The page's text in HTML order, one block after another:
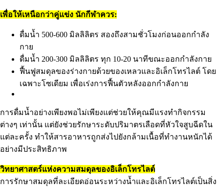
เพื่อให้เหนือกว่าคู่แข่ง นักกีฬาควร:
ดื่มน้ำ 500-600 มิลลิลิตร สองถึงสามชั่วโมงก่อนออกกำลัง
กาย
ดื่มน้ำ 200-300 มิลลิลิตร ทุก 10-20 นาทีขณะออกกำลังกาย
ฟื้นฟูสมดุลของร่างกายด้วยของเหลวและอิเล็กโทรไลต์ โดย
เฉพาะโซเดียม เพื่อเร่งการฟื้นตัวหลังออกกำลังกาย
การดื่มน้ำอย่างเพียงพอไม่เพียงแต่ช่วยให้คุณมีแรงทำกิจกรรม
ต่างๆ เท่านั้น แต่ยังช่วยรักษาระดับปริมาตรเลือดที่หัวใจสูบฉีดใน
แต่ละครั้ง ทำให้สารอาหารถูกส่งไปยังกล้ามเนื้อที่ทำงานหนักได้
อย่างมีประสิทธิภาพ
วิทยาศาสตร์แห่งความสมดุลของอิเล็กโทรไลต์
การรักษาสมดุลที่ละเอียดอ่อนระหว่างน้ำและอิเล็กโทรไลต์เป็นสิ่ง